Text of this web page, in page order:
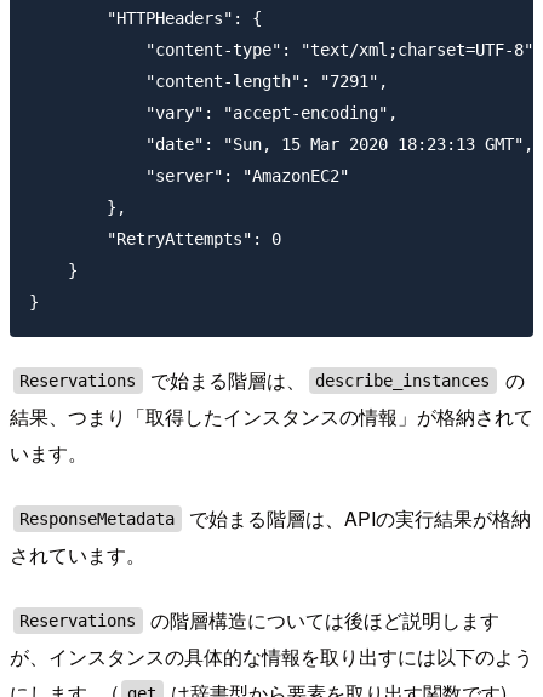
        "HTTPHeaders": {
            "content-type": "text/xml;charset=UTF-8",
            "content-length": "7291",
            "vary": "accept-encoding",
            "date": "Sun, 15 Mar 2020 18:23:13 GMT",
            "server": "AmazonEC2"
        },
        "RetryAttempts": 0
    }
Reservations で始まる階層は、 describe_instances
の
結果、つまり「取得したインスタンスの情報」が格納されて
います。
ResponseMetadata
で始まる階層は、APIの実行結果が格納
されています。
Reservations
の階層構造については後ほど説明します
が、インスタンスの具体的な情報を取り出すには以下のよう